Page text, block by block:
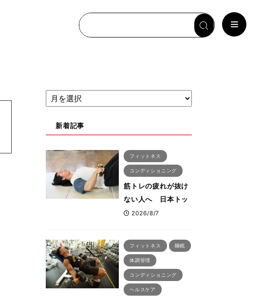
新着記事
フィットネス
コンディショニング
筋トレの疲れが抜け
ない人へ 日本トッ
プボディビルダー・
る「回復習慣」
2026/8/7
フィットネス 睡眠
体調管理
コンディショニング
ヘルスケア